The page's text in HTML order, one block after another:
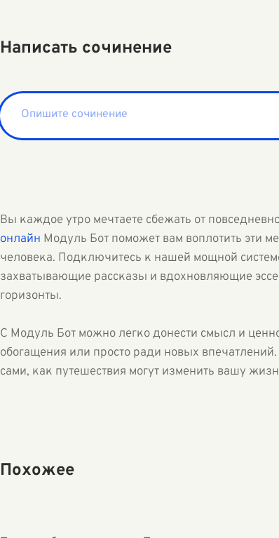
Написать сочинение
Вы каждое утро мечтаете сбежать от
онлайн Модуль Бот поможет вам воплотить эти
человека. Подключитесь к нашей мощной
захватывающие рассказы и вдохновляющие
горизонты.
С Модуль Бот можно легко донести смысл и
обогащения или просто ради новых
сами, как путешествия могут изменить вашу
Похожее